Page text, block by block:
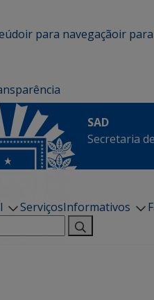
ir para navegaçãoir
SAD
Secretaria
ServiçosInformativos